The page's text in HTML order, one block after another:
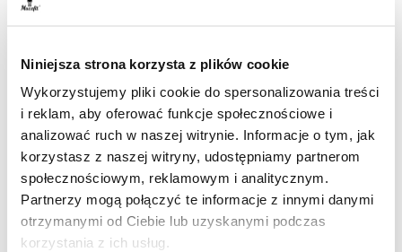
Niniejsza strona korzysta z plików cookie
Wykorzystujemy pliki cookie do spersonalizowania treści
i reklam, aby oferować funkcje społecznościowe i
analizować ruch w naszej witrynie. Informacje o tym, jak
korzystasz z naszej witryny, udostępniamy partnerom
społecznościowym, reklamowym i analitycznym.
Partnerzy mogą połączyć te informacje z innymi danymi
otrzymanymi od Ciebie lub uzyskanymi podczas
korzystania z ich usług.
zgodnie z zasadami zdrowego żywienia. Diety pudełkowe
dietetyczny Tyniec Mały od Maczfit dostępny jest w kilku
wariantach kalorycznych . Odpowiednia porcja jedzenia
pokryje Twoje dzienne zapotrzebowanie na kalorie, doda
energii i odwróci skutki złej diety.
Warto podkreślić, żecatering dietetyczny z dostawą do domu
czy biura to ogromna wygoda i oszczędność czasu
musisz już martwić się układaniem jadłospisu i gotowaniem. W